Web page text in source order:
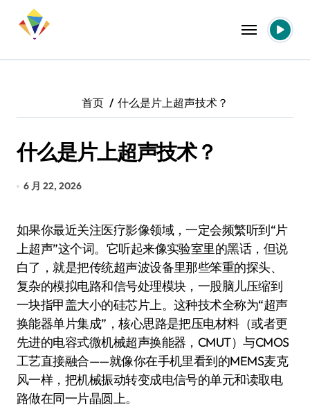
首页 什么是片上超声技术？
什么是片上超声技术？
6 月 22, 2026
如果你最近关注医疗影像领域，一定会频繁听到“片
上超声”这个词。它听起来像实验室里的黑话，但说
白了，就是把传统超声波设备里那些笨重的探头、
复杂的模拟电路和信号处理模块，一股脑儿压缩到
一块指甲盖大小的硅芯片上。这种技术全称为“超声
换能器单片集成”，核心思路是把压电材料（或者更
先进的电容式微机械超声换能器，CMUT）与CMOS
工艺直接融合——就像你在手机里看到的MEMS麦克
风一样，把机械振动转变成电信号的单元和读取电
路做在同一片晶圆上。